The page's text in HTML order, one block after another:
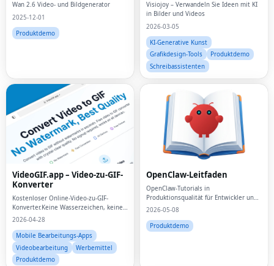
Wan 2.6 Video- und Bildgenerator
2025-12-01
Produktdemo
Visiojoy – Verwandeln Sie Ideen mit KI
in Bilder und Videos
2026-03-05
KI-Generative Kunst
Grafikdesign-Tools
Produktdemo
Schreibassistenten
VideoGIF.app – Video-zu-GIF-
Konverter
Kostenloser Online-Video-zu-GIF-
Konverter.Keine Wasserzeichen, keine
Einschränkungen, keine
MOV, AVI sofort in animierte GIFs.
2026-04-28
Mobile Bearbeitungs-Apps
Videobearbeitung
Werbemittel
Produktdemo
OpenClaw-Leitfaden
OpenClaw-Tutorials in
Produktionsqualität für Entwickler und
Betreiber.
2026-05-08
Produktdemo